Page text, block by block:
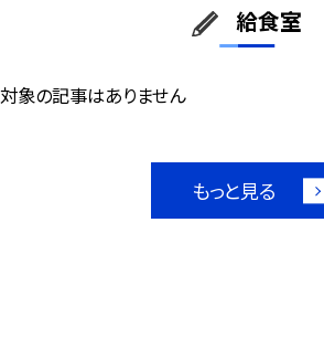
給食室
対象の記事はありません
もっと見る